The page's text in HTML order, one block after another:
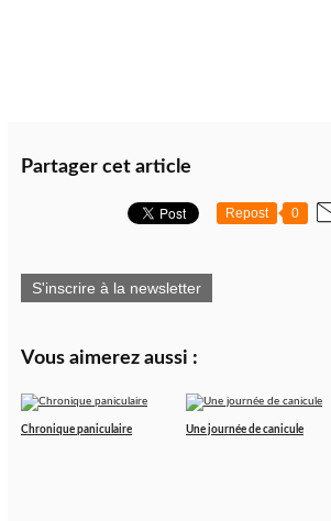
Partager cet article
Repost 0
S'inscrire à la newsletter
Vous aimerez aussi :
Chronique paniculaire Une journée de canicule